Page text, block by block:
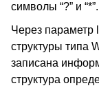
символы “?” и “*”.
Через параметр
структуры типа
записана
структура